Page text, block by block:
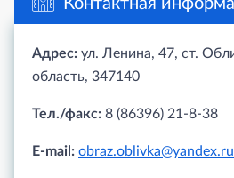
Контактная
Адрес: ул. Ленина, 47, ст.
область, 347140
Тел./факс: 8 (86396) 21-8-38
E-mail: obraz.oblivka@yandex.ru